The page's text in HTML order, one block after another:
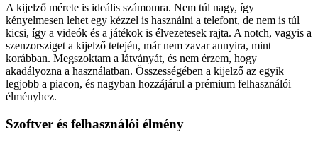
A kijelző mérete is ideális számomra. Nem túl nagy, így
kényelmesen lehet egy kézzel is használni a telefont, de nem is túl
kicsi, így a videók és a játékok is élvezetesek rajta. A notch, vagyis a
szenzorsziget a kijelző tetején, már nem zavar annyira, mint
korábban. Megszoktam a látványát, és nem érzem, hogy
akadályozna a használatban. Összességében a kijelző az egyik
legjobb a piacon, és nagyban hozzájárul a prémium felhasználói
élményhez.
Szoftver és felhasználói élmény